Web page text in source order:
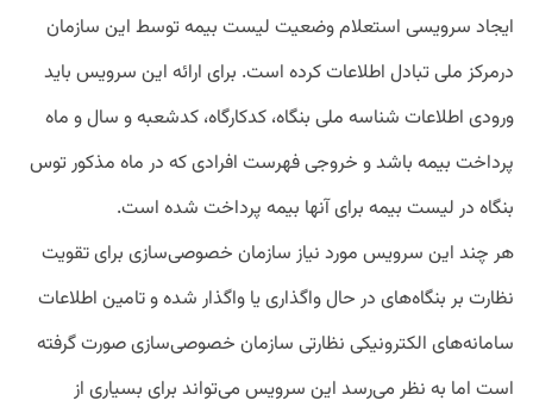
ایجاد سرویسی استعلام وضعیت لیست بیمه توسط این سازمان
درمرکز ملی تبادل اطلاعات کرده است. برای ارائه این سرویس باید
ورودی اطلاعات شناسه ملی بنگاه، کدکارگاه، کدشعبه و سال و ماه
پرداخت بیمه باشد و خروجی فهرست افرادی که در ماه مذکور توس
بنگاه در لیست بیمه برای آنها بیمه پرداخت شده است.
هر چند این سرویس مورد نیاز سازمان خصوصی‌سازی برای تقویت
نظارت بر بنگاه‌های در حال واگذاری یا واگذار شده و تامین اطلاعات
سامانه‌های الکترونیکی نظارتی سازمان خصوصی‌سازی صورت گرفته
است اما به نظر می‌رسد این سرویس می‌تواند برای بسیاری از